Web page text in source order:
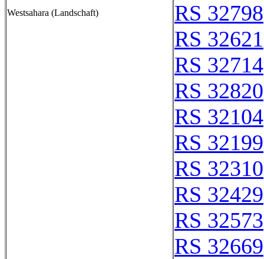
Westsahara (Landschaft)
RS 32798
RS 32621
RS 32714
RS 32820
RS 32104
RS 32199
RS 32310
RS 32429
RS 32573
RS 32669